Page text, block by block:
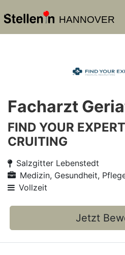
HANNOVER
Facharzt
FIND YOUR
CRUITING
Salzgitter Lebenstedt
Medizin, Gesundheit,
Vollzeit
Jetzt